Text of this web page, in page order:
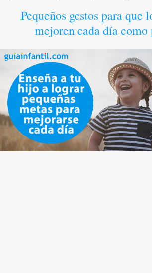
Pequeños gestos para que
mejoren cada día como